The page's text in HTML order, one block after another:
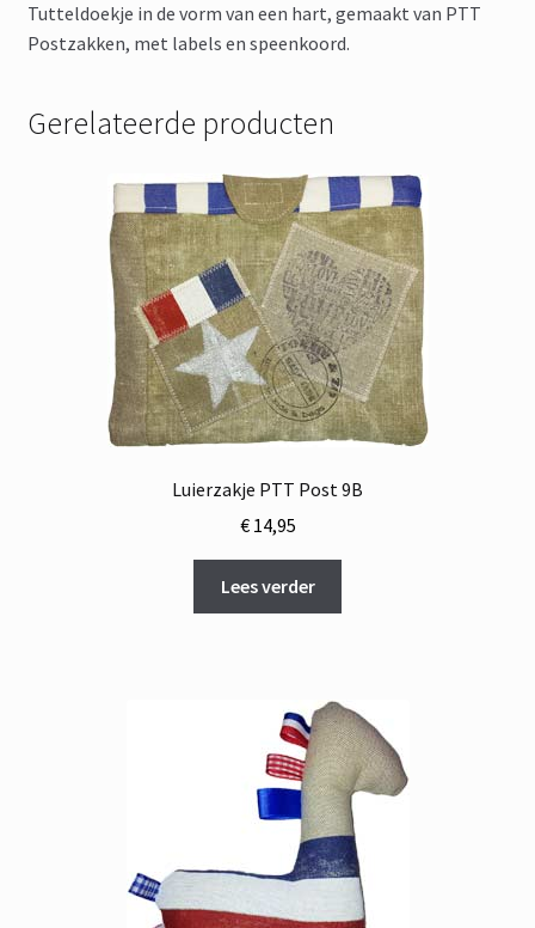
Tutteldoekje in de vorm van een hart, gemaakt van PTT
Postzakken, met labels en speenkoord.
Gerelateerde producten
Luierzakje PTT Post 9B
€14,95
Lees verder